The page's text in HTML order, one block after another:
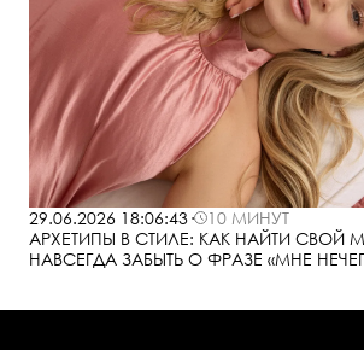
29.06.2026 18:06:43·
10 МИНУТ
АРХЕТИПЫ В СТИЛЕ: КАК НАЙТИ СВОЙ
НАВСЕГДА ЗАБЫТЬ О ФРАЗЕ «МНЕ